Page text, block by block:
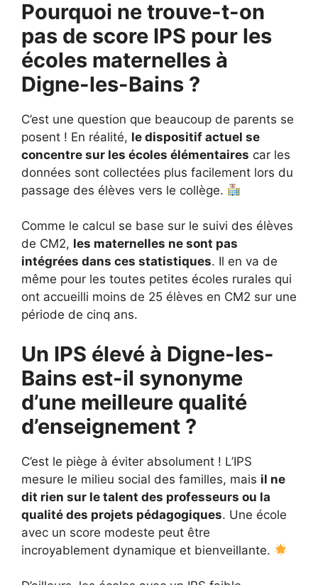
Pourquoi ne trouve-t-on
pas de score IPS pour les
écoles maternelles à
Digne-les-Bains ?
C’est une question que beaucoup de parents se
posent ! En réalité, le dispositif actuel se
concentre sur les écoles élémentaires car les
données sont collectées plus facilement lors du
passage des élèves vers le collège.
Comme le calcul se base sur le suivi des élèves
de CM2, les maternelles ne sont pas
intégrées dans ces statistiques. Il en va de
même pour les toutes petites écoles rurales qui
ont accueilli moins de 25 élèves en CM2 sur une
période de cinq ans.
Un IPS élevé à Digne-les-
Bains est-il synonyme
d’une meilleure qualité
d’enseignement ?
C’est le piège à éviter absolument ! L’IPS
mesure le milieu social des familles, mais il ne
dit rien sur le talent des professeurs ou la
qualité des projets pédagogiques. Une école
avec un score modeste peut être
incroyablement dynamique et bienveillante.